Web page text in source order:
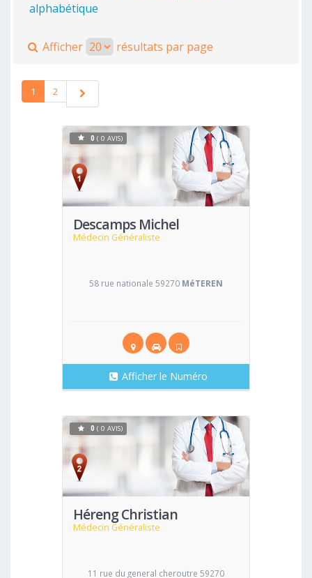
alphabétique
Afficher résultats par page
1 2
Descamps Michel
Médecin Généraliste
Voir
0 ( 0 AVIS)
58 rue nationale 59270 MéTEREN
Afficher le Numéro
Héreng Christian
Médecin Généraliste
Voir
0 ( 0 AVIS)
11 rue du general cheroutre 59270